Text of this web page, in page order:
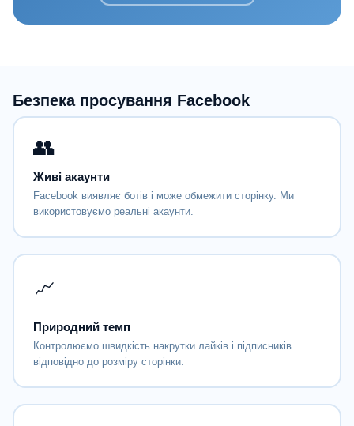
Безпека просування Facebook
👥
Живі акаунти
Facebook виявляє ботів і може обмежити сторінку. Ми
використовуємо реальні акаунти.
📈
Природний темп
Контролюємо швидкість накрутки лайків і підписників
відповідно до розміру сторінки.